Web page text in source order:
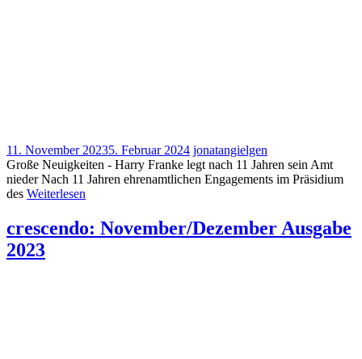
11. November 20235. Februar 2024 jonatangielgen
Große Neuigkeiten - Harry Franke legt nach 11 Jahren sein Amt
nieder Nach 11 Jahren ehrenamtlichen Engagements im Präsidium
des Weiterlesen
crescendo: November/Dezember Ausgabe
2023